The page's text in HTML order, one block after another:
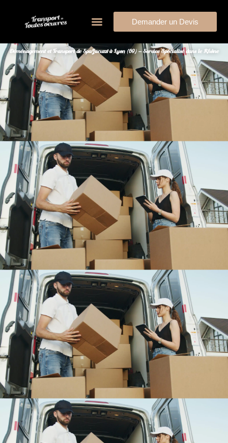
Demander un Devis
Déménagement et Transport de Spa/Jacuzzi à Lyon (69) – Service Spécialisé dans le Rhône